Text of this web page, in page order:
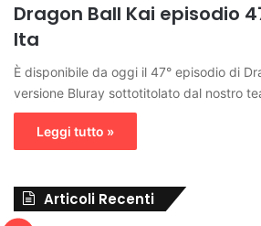
Dragon Ball Kai episodio
Ita
È disponibile da oggi il 47° episodio di
versione Bluray sottotitolato dal nostro
Leggi tutto »
Articoli Recenti